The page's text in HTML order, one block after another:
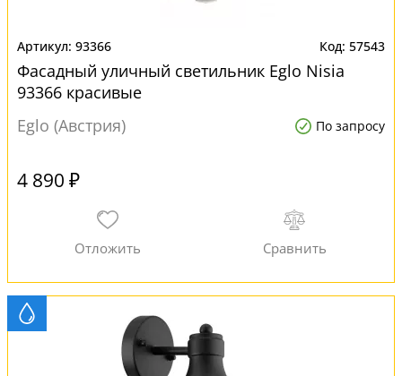
93366 57543
Фасадный уличный светильник Eglo Nisia
93366 красивые
Eglo (Австрия)
По запросу
4 890 ₽